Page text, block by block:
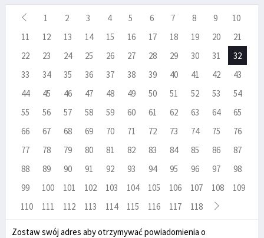
1 2 3 4 5 6 7 8 9
10
11
12 13 14 15 16 17 18 19 20
21
22
23 24 25 26 27 28 29 30 31
32
33
34 35 36 37 38 39 40 41 42
43
44
45 46 47 48 49 50 51 52 53
54
55
56 57 58 59 60 61 62 63 64
65
66
67 68 69 70 71 72 73 74 75
76
77
78 79 80 81 82 83 84 85 86
87
88
89 90 91 92 93 94 95 96 97
98
99
100 101 102 103 104 105 106 107 108
109
110
111 112 113 114 115 116 117 118
Zostaw swój adres aby otrzymywać powiadomienia o